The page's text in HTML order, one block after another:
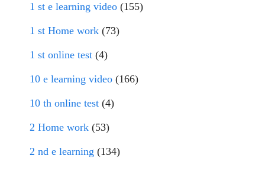
1 st e learning video (155)
1 st Home work (73)
1 st online test (4)
10 e learning video (166)
10 th online test (4)
2 Home work (53)
2 nd e learning (134)